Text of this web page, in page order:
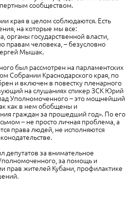
сообществом.
края в целом соблюдаются. Есть
на которые мы все:
органы государственной власти,
правам человека, – безусловно
Мышак.
был рассмотрен на парламентских
Собрании Краснодарского края, по
и включен в повестку пленарного
на слушаниях спикер ЗСК Юрий
Уполномоченного – это мощнейший
как в нем обобщены и
граждан за прошедший год». По его
– не просто личная проблема, а
права людей, не исполняются
депутатов за внимательное
за помощь и
прав жителей Кубани, профилактике